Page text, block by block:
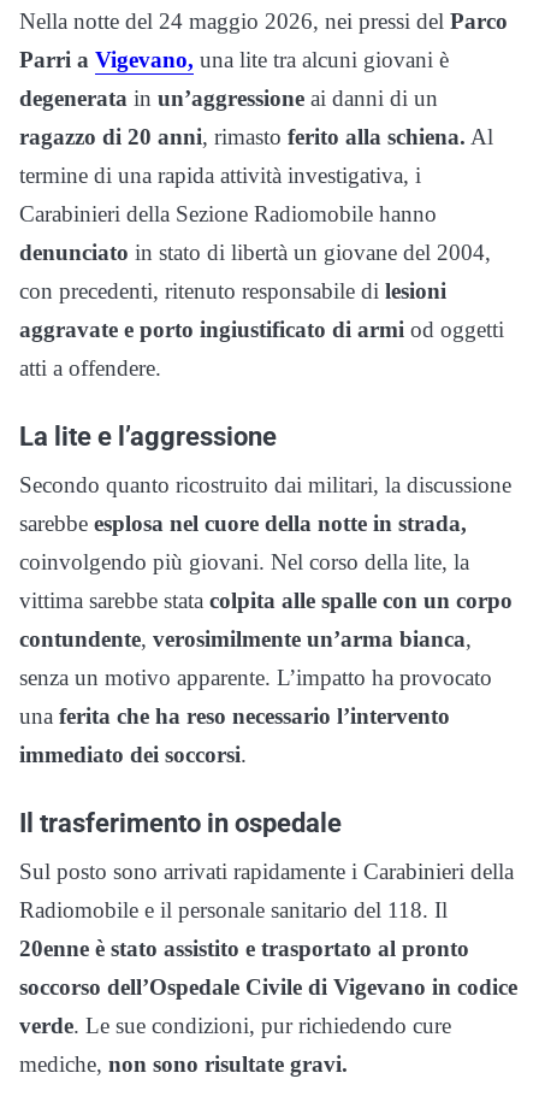
Nella notte del 24 maggio 2026, nei pressi del Parco
Parri a Vigevano, una lite tra alcuni giovani è
degenerata in un’aggressione ai danni di un
ragazzo di 20 anni, rimasto ferito alla schiena. Al
termine di una rapida attività investigativa, i
Carabinieri della Sezione Radiomobile hanno
denunciato in stato di libertà un giovane del 2004,
con precedenti, ritenuto responsabile di lesioni
aggravate e porto ingiustificato di armi od oggetti
atti a offendere.
La lite e l’aggressione
Secondo quanto ricostruito dai militari, la discussione
sarebbe esplosa nel cuore della notte in strada,
coinvolgendo più giovani. Nel corso della lite, la
vittima sarebbe stata colpita alle spalle con un corpo
contundente, verosimilmente un’arma bianca,
senza un motivo apparente. L’impatto ha provocato
una ferita che ha reso necessario l’intervento
immediato dei soccorsi.
Il trasferimento in ospedale
Sul posto sono arrivati rapidamente i Carabinieri della
Radiomobile e il personale sanitario del 118. Il
20enne è stato assistito e trasportato al pronto
soccorso dell’Ospedale Civile di Vigevano in codice
verde. Le sue condizioni, pur richiedendo cure
mediche, non sono risultate gravi.